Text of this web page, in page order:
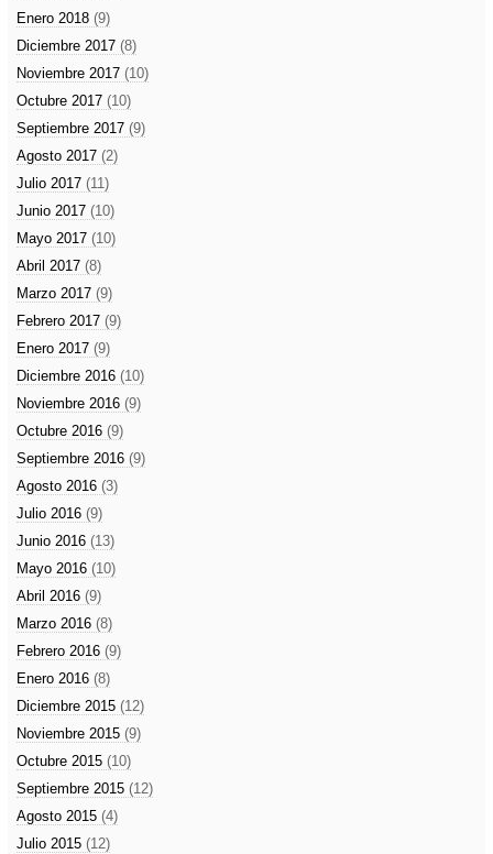
Enero 2018 (9)
Diciembre 2017 (8)
Noviembre 2017 (10)
Octubre 2017 (10)
Septiembre 2017 (9)
Agosto 2017 (2)
Julio 2017 (11)
Junio 2017 (10)
Mayo 2017 (10)
Abril 2017 (8)
Marzo 2017 (9)
Febrero 2017 (9)
Enero 2017 (9)
Diciembre 2016 (10)
Noviembre 2016 (9)
Octubre 2016 (9)
Septiembre 2016 (9)
Agosto 2016 (3)
Julio 2016 (9)
Junio 2016 (13)
Mayo 2016 (10)
Abril 2016 (9)
Marzo 2016 (8)
Febrero 2016 (9)
Enero 2016 (8)
Diciembre 2015 (12)
Noviembre 2015 (9)
Octubre 2015 (10)
Septiembre 2015 (12)
Agosto 2015 (4)
Julio 2015 (12)